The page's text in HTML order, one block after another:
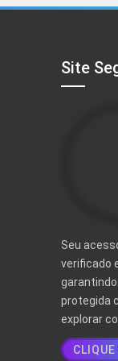
Site
Seu
verificado
protegida
explorar